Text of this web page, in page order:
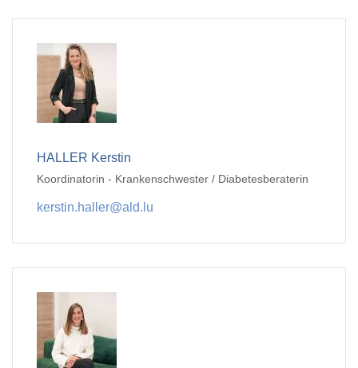
HALLER Kerstin
Koordinatorin - Krankenschwester / Diabetesberaterin
kerstin.haller@ald.lu